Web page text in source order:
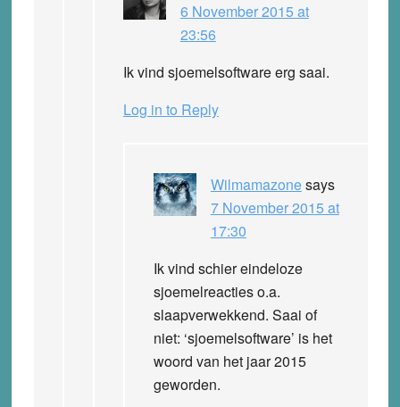
6 November 2015 at
23:56
Ik vind sjoemelsoftware erg saai.
Log in to Reply
Wilmamazonesays
7 November 2015 at
17:30
Ik vind schier eindeloze
sjoemelreacties o.a.
slaapverwekkend. Saai of
niet: ‘sjoemelsoftware’ is het
woord van het jaar 2015
geworden.